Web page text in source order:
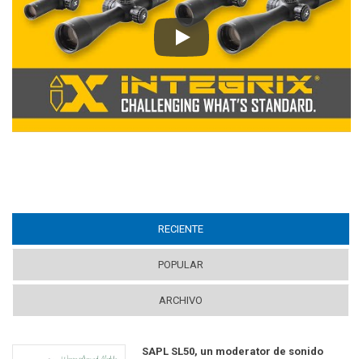
Play
RECIENTE
POPULAR
ARCHIVO
SAPL SL50, un moderator de sonido